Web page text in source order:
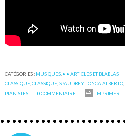
CATÉGORIES : MUSIQUES • • ARTICLES ET BLABLAS
CLASSIQUE ,CLASSIQUE ,SPAUDREY LONCA ALBERTO
PIANISTES
0COMMENTAIRE IMPRIMER